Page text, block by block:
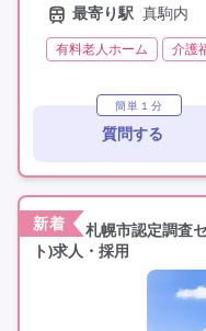
最寄り駅 真駒内
有料老人ホーム 介護
オープン3年以内
社
学歴不問
未経験歓迎
簡単１分
質問する
新着
札幌市認定調査
ト)求人・採用